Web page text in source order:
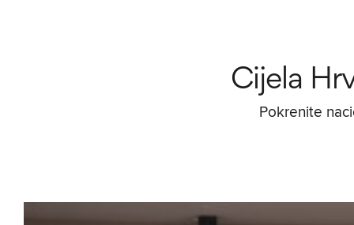
Cijela
Pokrenite